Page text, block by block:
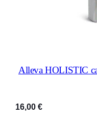
Alleva HOLISTIC
16,00 €